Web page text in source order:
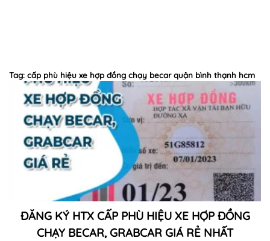
Tag: cấp phù hiệu xe hợp đồng chạy becar quận bình thạnh hcm
ĐĂNG KÝ HTX CẤP PHÙ HIỆU XE HỢP ĐỒNG
CHẠY BECAR, GRABCAR GIÁ RẺ NHẤT